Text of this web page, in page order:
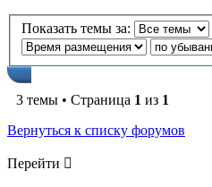
Показать темы за:
3 темы • Страница 1 из 1
Вернуться к списку форумов
Перейти